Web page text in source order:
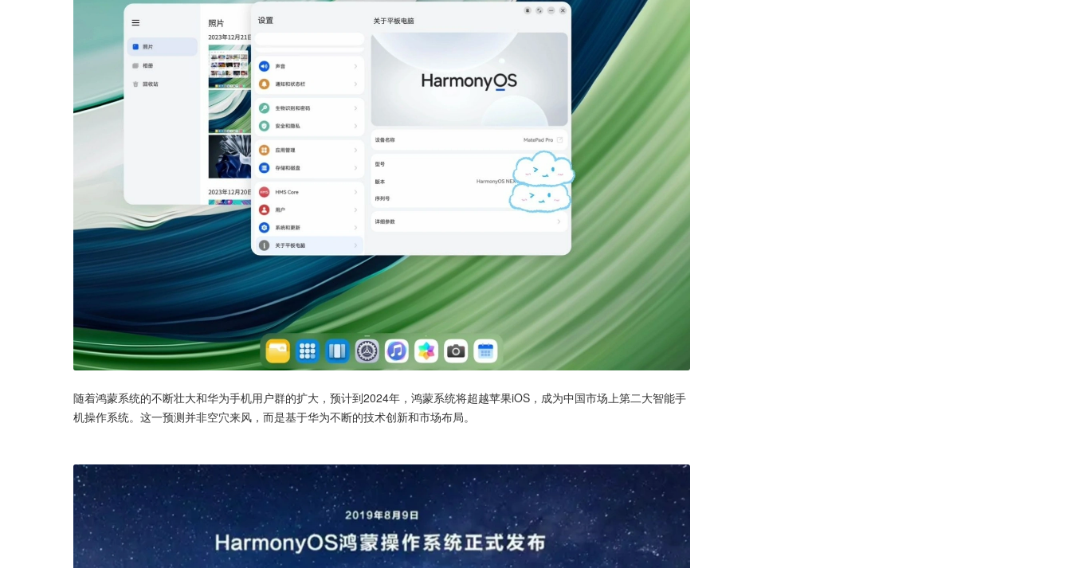
随着鸿蒙系统的不断壮大和华为手机用户群的扩大，预计到2024年，鸿蒙系统将超越苹果iOS，成为中国市场上第二大智能手
机操作系统。这一预测并非空穴来风，而是基于华为不断的技术创新和市场布局。